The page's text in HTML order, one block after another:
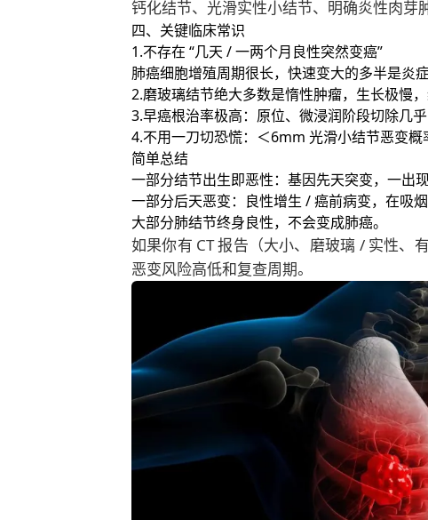
钙化结节、光滑实性小结节、明确炎性肉芽
四、关键临床常识
不存在 “几天 / 一两个月良性突然变癌”
肺癌细胞增殖周期很长，快速变大的多半是炎
磨玻璃结节绝大多数是惰性肿瘤，生长极慢，
早癌根治率极高：原位、微浸润阶段切除几乎
不用一刀切恐慌：＜6mm 光滑小结节恶变概
简单总结
一部分结节出生即恶性：基因先天突变，一出
一部分后天恶变：良性增生 / 癌前病变，在吸
大部分肺结节终身良性，不会变成肺癌。
如果你有 CT 报告（大小、磨玻璃 / 实性、
恶变风险高低和复查周期。